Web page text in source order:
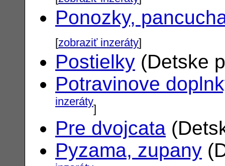
Ponozky,
[zobraziť inzeráty]
Postielky (Detske
Potravinove
inzeráty]
Pre dvojcata
Pyzama, zupany